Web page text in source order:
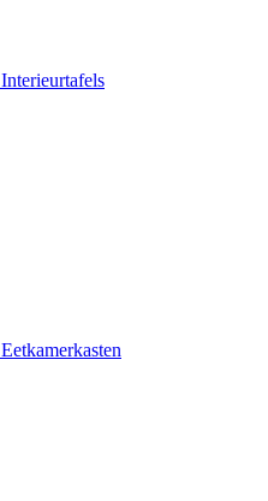
Interieurtafels
Eetkamerkasten